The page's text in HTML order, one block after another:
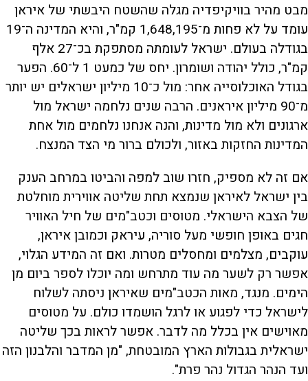
מבט מהיר בוויקיפדיה מגלה שהשטח היבשתי של איראן
עומד על לא פחות מ־1,648,195 קמ"ר, והיא המדינה ה־19
בגודלה בעולם. ישראל לעומתה מסתפקת בכ־27 אלף
קמ"ר, כולל יהודה ושומרון. יחס של כמעט 1 ל־60. הפער
בגודל האוכלוסייה אחר: מול כ־10 מיליון ישראלים יש יותר
מ־90 מיליון איראנים. הרבה שנים נלחמה ישראל מול
ארגונים ולא מול מדינות, והנה אנחנו נלחמים מול אחת
המדינות החזקות באזור, ולכולם ברור מי הצד המנצח.
אם זה לא מספיק, חזרו שוב למפה והביטו במרחב הענק
בין ישראל לאיראן שנמצא תחת שליטה אווירית מוחלטת
של הצבא הישראלי. מטוסים וכטב"מים של חיל האוויר
חגים באופן חופשי מעל סוריה, עיראק וכמובן איראן,
עוקבים, מצלמים ומחסלים מטרות. ואם זה המידע הגלוי,
אפשר רק לשער מה עוד מתרחש ומה יוכלו לספר ביום מן
הימים. מנגד, מאות הכטב"מים שאיראן ניסתה לשלוח
לישראל כדי לפגוע או לרגל הושמדו כולם. על מטוסים
מאוישים אין בכלל מה לדבר. אפשר לראות בכך שליטה
ישראלית בגבולות הארץ המובטחת, "מן המדבר והלבנון הזה
ועד הנהר הגדול נהר פרת".